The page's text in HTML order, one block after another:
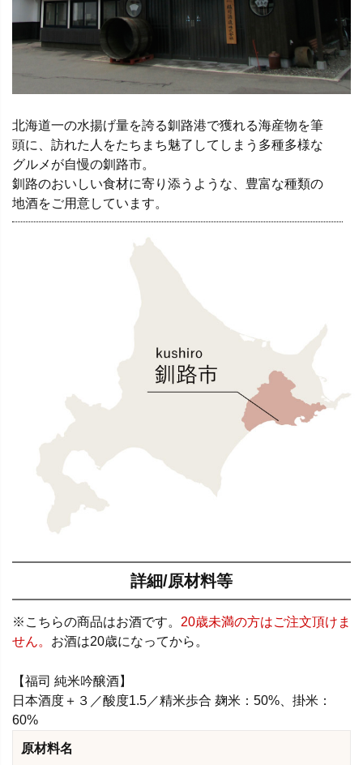
北海道一の水揚げ量を誇る釧路港で獲れる海産物を筆
頭に、訪れた人をたちまち魅了してしまう多種多様な
グルメが自慢の釧路市。
釧路のおいしい食材に寄り添うような、豊富な種類の
地酒をご用意しています。
詳細/原材料等
※こちらの商品はお酒です。 20歳未満の方はご注文頂けま
せん。 お酒は20歳になってから。
【福司 純米吟醸酒】
日本酒度＋３／酸度1.5／精米歩合 麹米：50%、掛米：
60%
原材料名